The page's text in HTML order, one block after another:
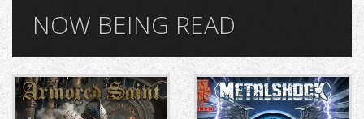
NOW BEING READ